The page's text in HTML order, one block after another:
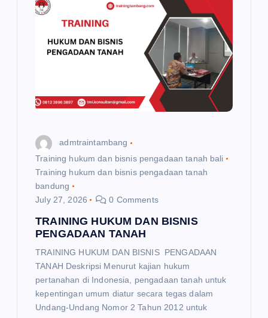
admtraintambang
Training hukum dan bisnis pengadaan tanah bali
Training hukum dan bisnis pengadaan tanah
bandung
July 27, 2026
0 Comments
TRAINING HUKUM DAN BISNIS
PENGADAAN TANAH
TRAINING HUKUM DAN BISNIS PENGADAAN
TANAH Deskripsi Menurut kajian hukum
pertanahan di Indonesia, pengadaan tanah untuk
kepentingan umum diatur secara tegas dalam
Undang‑Undang Nomor 2 Tahun 2012 untuk